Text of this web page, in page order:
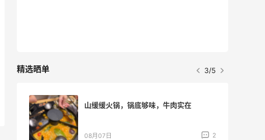
精选晒单 4/5
山缓缓火锅，锅底够味，牛肉实在
08月07日 2